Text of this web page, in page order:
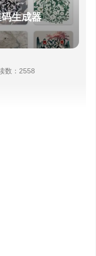
生成器
数：2558